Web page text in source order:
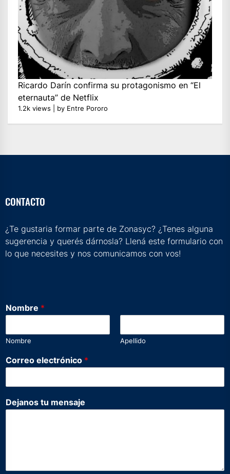
Ricardo Darín confirma su protagonismo en “El
eternauta” de Netflix
1.2k views by Entre Pororo
CONTACTO
¿Te gustaria formar parte de Zonasyc? ¿Tenes alguna
sugerencia y querés dárnosla? Llená este formulario con
lo que necesites y nos comunicamos con vos!
Nombre *
Nombre Apellido
C
o
r
o
j
Correo electrónico *
Dejanos tu mensaje